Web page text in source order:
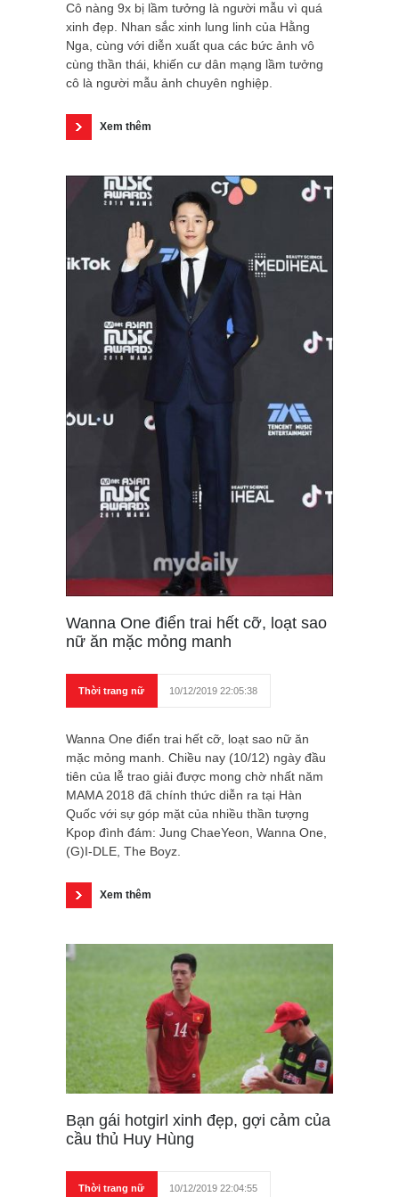
Cô nàng 9x bị lầm tưởng là người mẫu vì quá
xinh đẹp. Nhan sắc xinh lung linh của Hằng
Nga, cùng với diễn xuất qua các bức ảnh vô
cùng thần thái, khiến cư dân mạng lầm tưởng
cô là người mẫu ảnh chuyên nghiệp.
Xem thêm
Wanna One điển trai hết cỡ, loạt sao
nữ ăn mặc mỏng manh
Thời trang nữ 10/12/2019 22:05:38
Wanna One điển trai hết cỡ, loạt sao nữ ăn
mặc mỏng manh. Chiều nay (10/12) ngày đầu
tiên của lễ trao giải được mong chờ nhất năm
MAMA 2018 đã chính thức diễn ra tại Hàn
Quốc với sự góp mặt của nhiều thần tượng
Kpop đình đám: Jung ChaeYeon, Wanna One,
(G)I-DLE, The Boyz.
Xem thêm
Bạn gái hotgirl xinh đẹp, gợi cảm của
cầu thủ Huy Hùng
Thời trang nữ 10/12/2019 22:04:55